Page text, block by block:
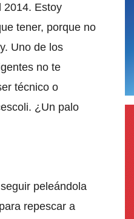
2014. Estoy
tener, porque no
Uno de los
no te
técnico o
¿Un palo
peleándola
repescar a